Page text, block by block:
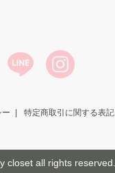
ー 特定商取引に関する表記
closet all rights reserved.